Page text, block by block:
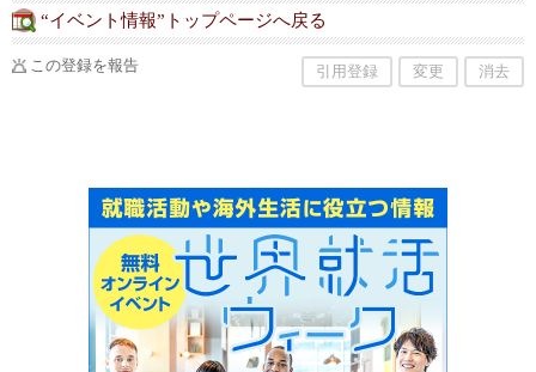
“イベント情報”トップページへ戻る
この登録を報告 引用登録 変更 消去